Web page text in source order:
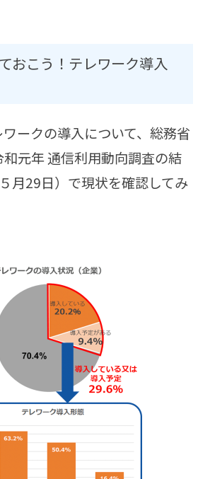
おこう！テレワーク導入
ークの導入について、総務省
元年 通信利用動向調査の結
月29日）で現状を確認してみ